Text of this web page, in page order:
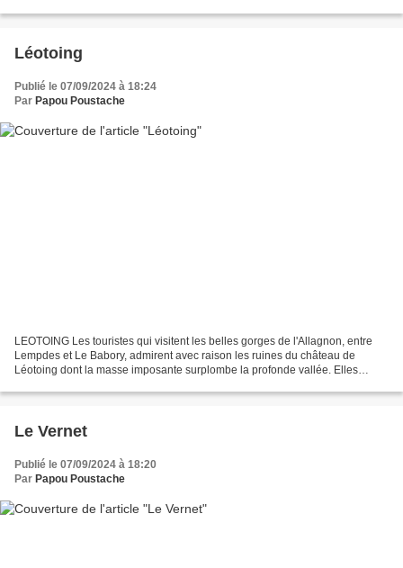
Léotoing
Publié le 07/09/2024 à 18:24
Par Papou Poustache
LEOTOING Les touristes qui visitent les belles gorges de l'Allagnon, entre
Lempdes et Le Babory, admirent avec raison les ruines du château de
Léotoing dont la masse imposante surplombe la profonde vallée. Elles
Le Vernet
Publié le 07/09/2024 à 18:20
Par Papou Poustache